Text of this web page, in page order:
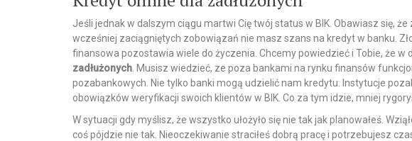
Jeśli jednak w dalszym ciągu martwi Cię twój status w BIK. Obawiasz się,
wcześniej zaciągniętych zobowiązań nie masz szans na kredyt w banku.
finansowa pozostawia wiele do życzenia. Chcemy powiedzieć i Tobie, że w
zadłużonych . Musisz wiedzieć, ze poza bankami na rynku finansów
pozabankowych. Nie tylko banki mogą udzielić nam kredytu. Instytucje
obowiązków weryfikacji swoich klientów w BIK. Co za tym idzie, mniej
W sytuacji gdy myślisz, że wszystko ułożyło się nie tak jak planowałeś.
coś pójdzie nie tak. Nieoczekiwanie straciłeś dobrą pracę i potrzebujesz